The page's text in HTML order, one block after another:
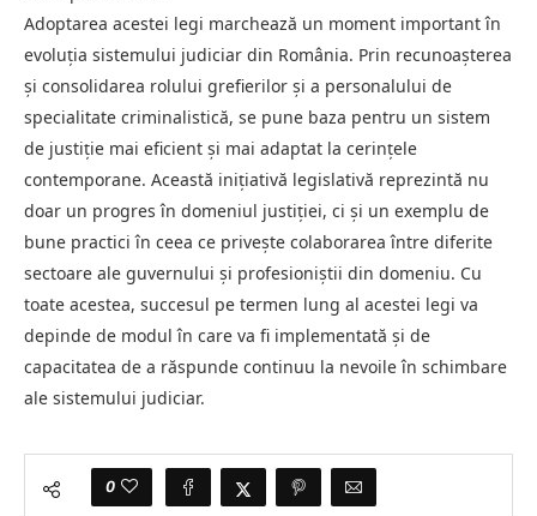
Adoptarea acestei legi marchează un moment important în
evoluția sistemului judiciar din România. Prin recunoașterea
și consolidarea rolului grefierilor și a personalului de
specialitate criminalistică, se pune baza pentru un sistem
de justiție mai eficient și mai adaptat la cerințele
contemporane. Această inițiativă legislativă reprezintă nu
doar un progres în domeniul justiției, ci și un exemplu de
bune practici în ceea ce privește colaborarea între diferite
sectoare ale guvernului și profesioniștii din domeniu. Cu
toate acestea, succesul pe termen lung al acestei legi va
depinde de modul în care va fi implementată și de
capacitatea de a răspunde continuu la nevoile în schimbare
ale sistemului judiciar.
0